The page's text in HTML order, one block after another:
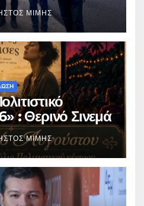
της οδού
ΜΊΜΗΣ
: Θερινό Σινεμά
ταινία
ΜΊΜΗΣ